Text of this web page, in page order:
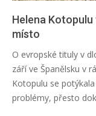
Helena
místo
O evropské tituly v
září ve Španělsku v
Kotopulu se
problémy, přesto